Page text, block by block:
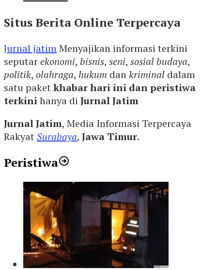
Situs Berita Online Terpercaya
Jurnal jatimMenyajikan informasi terkini
seputarekonomi, bisnis, seni, sosial budaya,
politik, olahraga, hukum dankriminal dalam
satu paketkhabar hari ini dan peristiwa
terkinihanya di Jurnal Jatim
Jurnal Jatim, Media Informasi Terpercaya
RakyatSurabaya, Jawa Timur.
Peristiwa